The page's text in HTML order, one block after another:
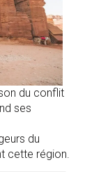
du conflit
ses
du
cette région.